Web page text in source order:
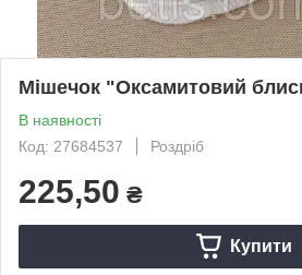
Мішечок "Оксамитовий
В наявності
Код: 27684537
Роздріб
225,50 ₴
Купити